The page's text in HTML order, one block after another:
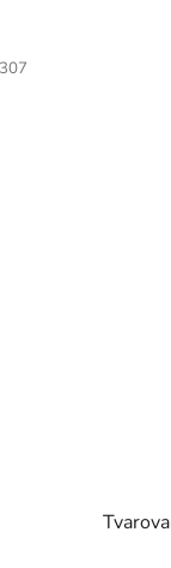
307